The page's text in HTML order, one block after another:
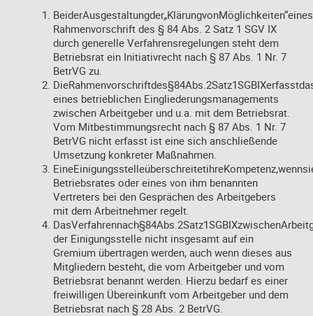
Rahmenvorschrift des § 84 Abs. 2 Satz 1 SGV IX
durch generelle Verfahrensregelungen steht dem
Betriebsrat ein Initiativrecht nach § 87 Abs. 1 Nr. 7
BetrVG zu.
eines betrieblichen Eingliederungsmanagements
zwischen Arbeitgeber und u.a. mit dem Betriebsrat.
Vom Mitbestimmungsrecht nach § 87 Abs. 1 Nr. 7
BetrVG nicht erfasst ist eine sich anschließende
Umsetzung konkreter Maßnahmen.
Betriebsrates oder eines von ihm benannten
Vertreters bei den Gesprächen des Arbeitgebers
mit dem Arbeitnehmer regelt.
der Einigungsstelle nicht insgesamt auf ein
Gremium übertragen werden, auch wenn dieses aus
Mitgliedern besteht, die vom Arbeitgeber und vom
Betriebsrat benannt werden. Hierzu bedarf es einer
freiwilligen Übereinkunft vom Arbeitgeber und dem
Betriebsrat nach § 28 Abs. 2 BetrVG.